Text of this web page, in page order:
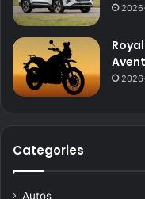
Categories
Autos